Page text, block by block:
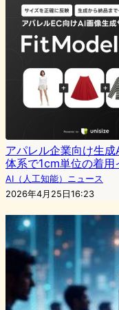
アパレル企業向け生
体系で1cm単位の着用
AI（人工知能）ニュース
2026年4月25日16:23